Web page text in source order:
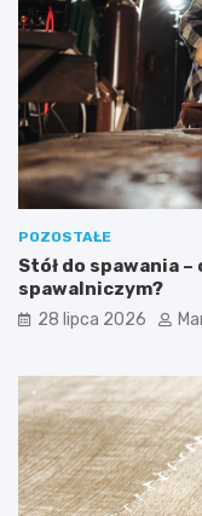
POZOSTAŁE
Stół do spawania
spawalniczym?
28 lipca 2026